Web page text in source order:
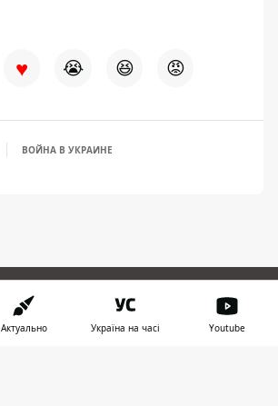
♥ 😭 😆 😡
ВОЙНА В УКРАИНЕ
ПРЕДЛОЖИТЬ НОВОСТЬ
Актуально Україна на часі Youtube